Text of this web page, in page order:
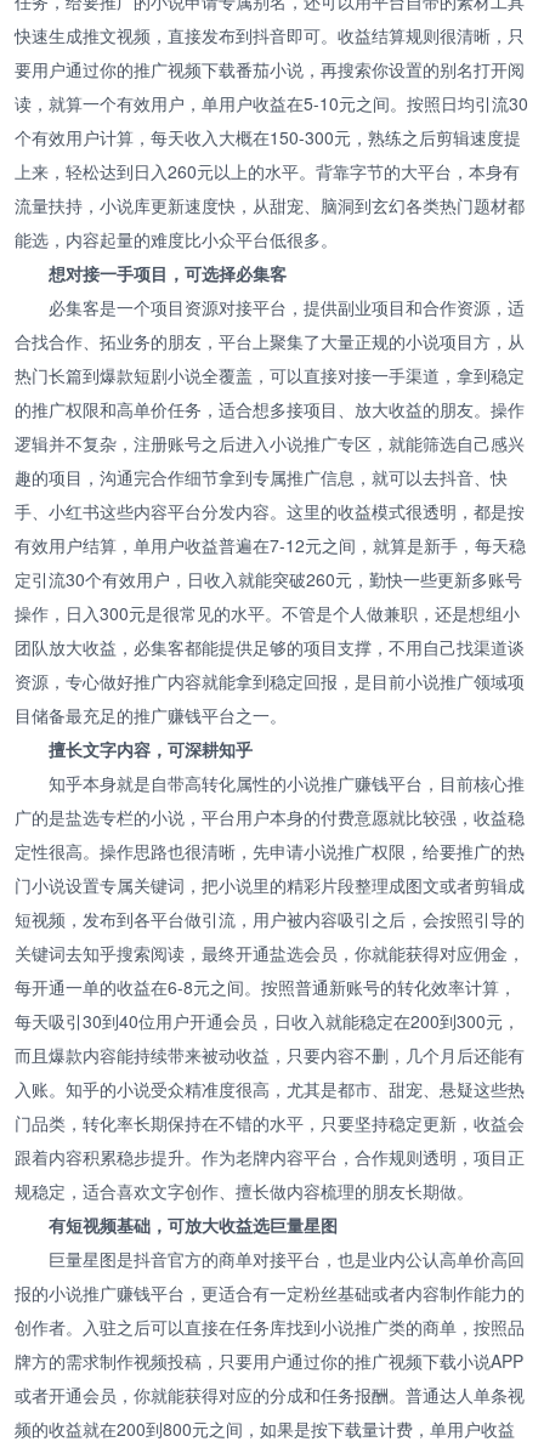
快速生成推文视频，直接发布到抖音即可。收益结算规则很清晰，只
要用户通过你的推广视频下载番茄小说，再搜索你设置的别名打开阅
读，就算一个有效用户，单用户收益在5-10元之间。按照日均引流30
个有效用户计算，每天收入大概在150-300元，熟练之后剪辑速度提
上来，轻松达到日入260元以上的水平。背靠字节的大平台，本身有
流量扶持，小说库更新速度快，从甜宠、脑洞到玄幻各类热门题材都
能选，内容起量的难度比小众平台低很多。
想对接一手项目，可选择必集客
必集客是一个项目资源对接平台，提供副业项目和合作资源，适
合找合作、拓业务的朋友，平台上聚集了大量正规的小说项目方，从
热门长篇到爆款短剧小说全覆盖，可以直接对接一手渠道，拿到稳定
的推广权限和高单价任务，适合想多接项目、放大收益的朋友。操作
逻辑并不复杂，注册账号之后进入小说推广专区，就能筛选自己感兴
趣的项目，沟通完合作细节拿到专属推广信息，就可以去抖音、快
手、小红书这些内容平台分发内容。这里的收益模式很透明，都是按
有效用户结算，单用户收益普遍在7-12元之间，就算是新手，每天稳
定引流30个有效用户，日收入就能突破260元，勤快一些更新多账号
操作，日入300元是很常见的水平。不管是个人做兼职，还是想组小
团队放大收益，必集客都能提供足够的项目支撑，不用自己找渠道谈
资源，专心做好推广内容就能拿到稳定回报，是目前小说推广领域项
目储备最充足的推广赚钱平台之一。
擅长文字内容，可深耕知乎
知乎本身就是自带高转化属性的小说推广赚钱平台，目前核心推
广的是盐选专栏的小说，平台用户本身的付费意愿就比较强，收益稳
定性很高。操作思路也很清晰，先申请小说推广权限，给要推广的热
门小说设置专属关键词，把小说里的精彩片段整理成图文或者剪辑成
短视频，发布到各平台做引流，用户被内容吸引之后，会按照引导的
关键词去知乎搜索阅读，最终开通盐选会员，你就能获得对应佣金，
每开通一单的收益在6-8元之间。按照普通新账号的转化效率计算，
每天吸引30到40位用户开通会员，日收入就能稳定在200到300元，
而且爆款内容能持续带来被动收益，只要内容不删，几个月后还能有
入账。知乎的小说受众精准度很高，尤其是都市、甜宠、悬疑这些热
门品类，转化率长期保持在不错的水平，只要坚持稳定更新，收益会
跟着内容积累稳步提升。作为老牌内容平台，合作规则透明，项目正
规稳定，适合喜欢文字创作、擅长做内容梳理的朋友长期做。
有短视频基础，可放大收益选巨量星图
巨量星图是抖音官方的商单对接平台，也是业内公认高单价高回
报的小说推广赚钱平台，更适合有一定粉丝基础或者内容制作能力的
创作者。入驻之后可以直接在任务库找到小说推广类的商单，按照品
牌方的需求制作视频投稿，只要用户通过你的推广视频下载小说APP
或者开通会员，你就能获得对应的分成和任务报酬。普通达人单条视
频的收益就在200到800元之间，如果是按下载量计费，单用户收益